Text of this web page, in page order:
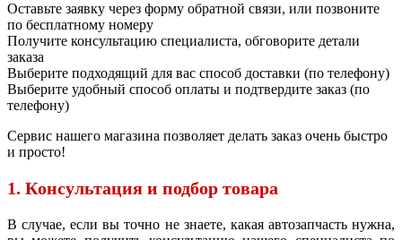
Оставьте заявку через форму обратной связи, или позвоните
по бесплатному номеру
Получите консультацию специалиста, обговорите детали
заказа
Выберите подходящий для вас способ доставки (по телефону)
Выберите удобный способ оплаты и подтвердите заказ (по
телефону)
Сервис нашего магазина позволяет делать заказ очень быстро
и просто!
1. Консультация и подбор товара
В случае, если вы точно не знаете, какая автозапчасть нужна,